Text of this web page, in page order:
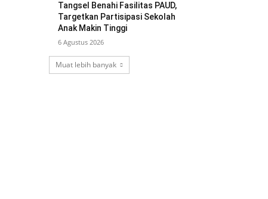
Tangsel Benahi Fasilitas PAUD,
Targetkan Partisipasi Sekolah
Anak Makin Tinggi
6 Agustus 2026
Muat lebih banyak